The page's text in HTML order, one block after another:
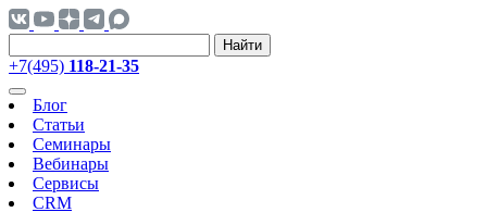
Найти
+7(495) 118-21-35
Блог
Статьи
Семинары
Вебинары
Сервисы
CRM